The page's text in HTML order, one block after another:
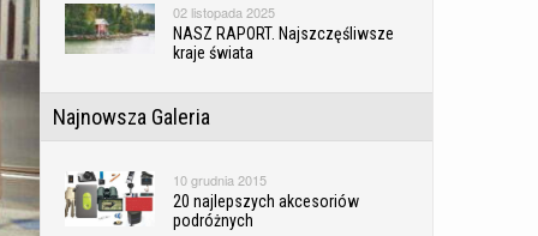
02 listopada 2025
NASZ RAPORT. Najszczęśliwsze
kraje świata
Najnowsza Galeria
10 grudnia 2015
20 najlepszych akcesoriów
podróżnych